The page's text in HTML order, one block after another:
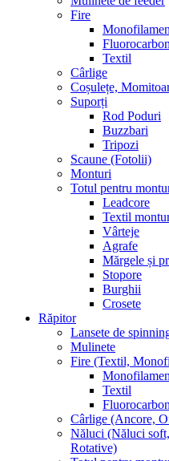
Fire
Fluorocarbon
Textil
Cârlige
Coșulețe,
Suporți
Rod Poduri
Buzzbari
Tripozi
Scaune (Fotolii)
Monturi
Totul pentru
Leadcore
Textil
Vârteje
Agrafe
Mărgele și
Stopore
Burghii
Crosete
Răpitor
Lansete de
Mulinete
Fire (Textil,
Textil
Fluorocarbon
Cârlige (Ancore,
Năluci (Năluci
Rotative)